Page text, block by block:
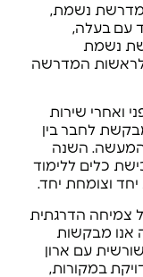
מדרשת נשמת,
עם בעלה,
נשמת
לראשות המדרשה
ואחרי שירות
לחבר בין
המעשה. השנה
כלים ללימוד
וצומחת יחד.
צמיחה הדרגתית
אנו מבקשות
עם ארון
במקורות,